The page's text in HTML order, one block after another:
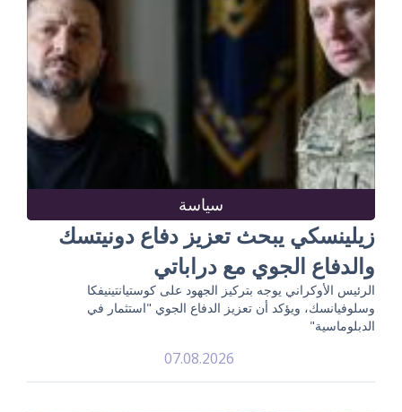
سياسة
زيلينسكي يبحث تعزيز دفاع دونيتسك
والدفاع الجوي مع دراباتي
الرئيس الأوكراني يوجه بتركيز الجهود على كوستيانتينيفكا
وسلوفيانسك، ويؤكد أن تعزيز الدفاع الجوي "استثمار في
الدبلوماسية"
07.08.2026